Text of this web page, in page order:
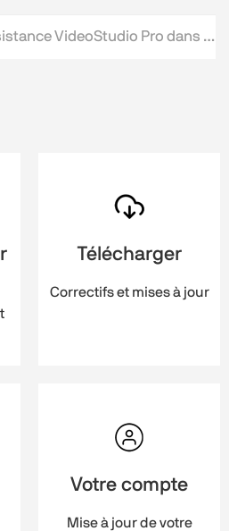
Télécharger
Correctifs et mises à jour
Votre compte
Mise à jour de votre